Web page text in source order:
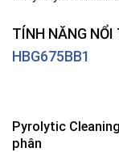
TÍNH NĂNG NỔI
HBG675BB1
Pyrolytic
phân